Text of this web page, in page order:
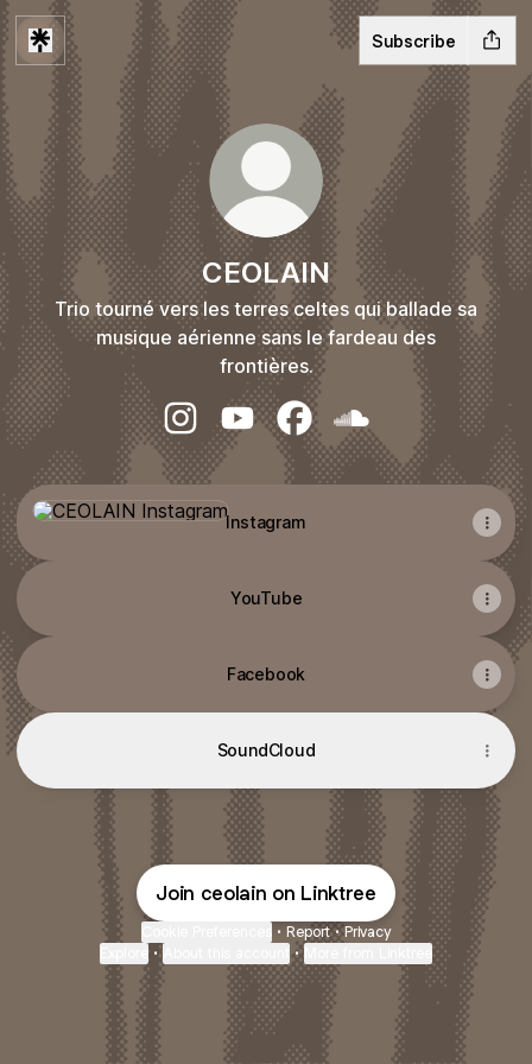
Subscribe
CEOLAIN
Trio tourné vers les terres celtes qui ballade sa
musique aérienne sans le fardeau des
frontières.
CEOLAIN Instagram
CEOLAIN YouTube
CEOLAIN Facebook
CEOLAIN
Instagram
Instagram
YouTube
Facebook
SoundCloud
Join ceolain on Linktree
• Report • Privacy
• •